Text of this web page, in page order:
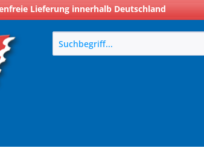
Lieferung innerhalb Deutschland